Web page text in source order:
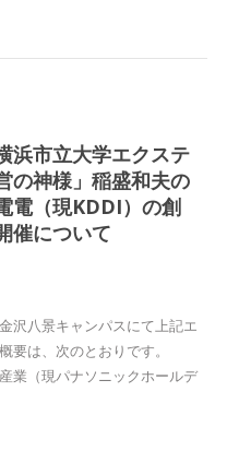
浜市立大学エクステ
の神様」稲盛和夫の
電（現KDDI）の創
催について
沢八景キャンパスにて上記エ
要は、次のとおりです。
業（現パナソニックホールデ